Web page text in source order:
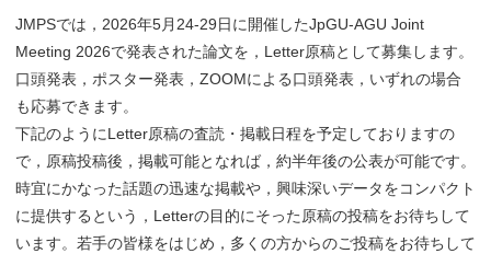
JMPSでは，2026年5月24-29日に開催したJpGU-AGU Joint
Meeting 2026で発表された論文を，Letter原稿として募集します。
口頭発表，ポスター発表，ZOOMによる口頭発表，いずれの場合
も応募できます。
下記のようにLetter原稿の査読・掲載日程を予定しておりますの
で，原稿投稿後，掲載可能となれば，約半年後の公表が可能です。
時宜にかなった話題の迅速な掲載や，興味深いデータをコンパクト
に提供するという，Letterの目的にそった原稿の投稿をお待ちして
います。若手の皆様をはじめ，多くの方からのご投稿をお待ちして